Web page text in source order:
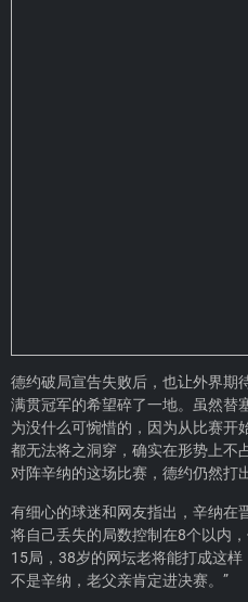
德约破局宣告失败后，也让外界期
满贯冠军的希望碎了一地。虽然替
为没什么可惋惜的，因为从比赛开
都无法将之洞穿，确实在形势上不
对阵辛纳的这场比赛，德约仍然打
有细心的球迷和网友指出，辛纳在
将自己丢失的局数控制在8个以内
15局，38岁的网坛老将能打成这
不是辛纳，老父亲肯定进决赛。”